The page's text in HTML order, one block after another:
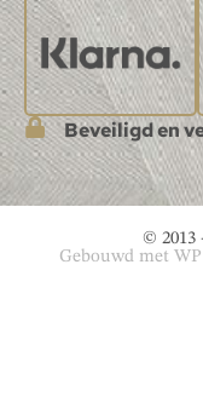
Beveiligd en
© 2013
Gebouwd met